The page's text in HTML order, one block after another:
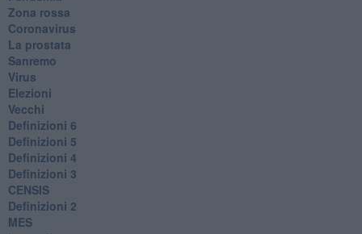
Zona rossa
Coronavirus
La prostata
Sanremo
Virus
Elezioni
Vecchi
Definizioni 6
Definizioni 5
Definizioni 4
Definizioni 3
CENSIS
​Definizioni 2
MES